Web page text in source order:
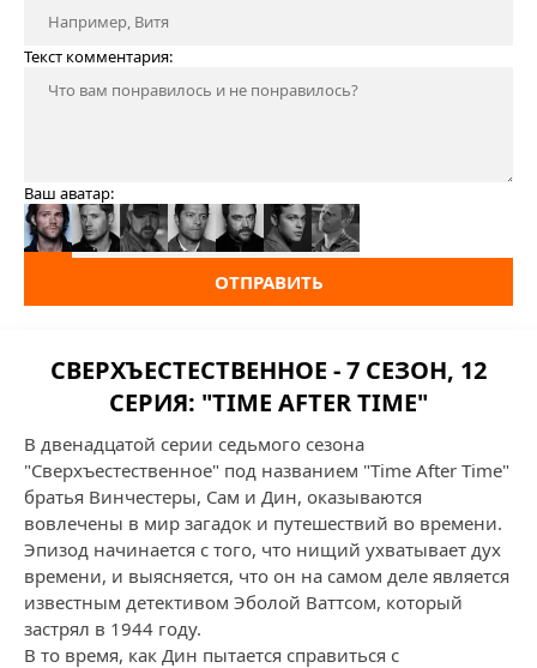
Текст комментария:
Ваш аватар:
ОТПРАВИТЬ
СВЕРХЪЕСТЕСТВЕННОЕ - 7 СЕЗОН, 12
СЕРИЯ: "TIME AFTER TIME"
В двенадцатой серии седьмого сезона
"Сверхъестественное" под названием "Time After Time"
братья Винчестеры, Сам и Дин, оказываются
вовлечены в мир загадок и путешествий во времени.
Эпизод начинается с того, что нищий ухватывает дух
времени, и выясняется, что он на самом деле является
известным детективом Эболой Ваттсом, который
застрял в 1944 году.
В то время, как Дин пытается справиться с